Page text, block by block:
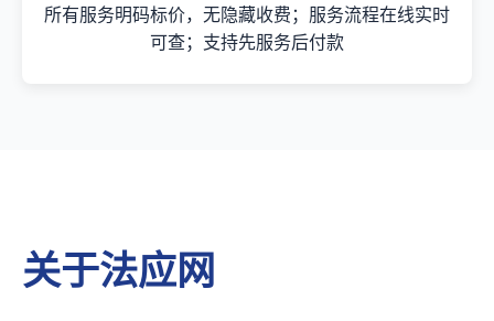
所有服务明码标价，无隐藏收费；服务流程在线实时
可查；支持先服务后付款
关于法应网